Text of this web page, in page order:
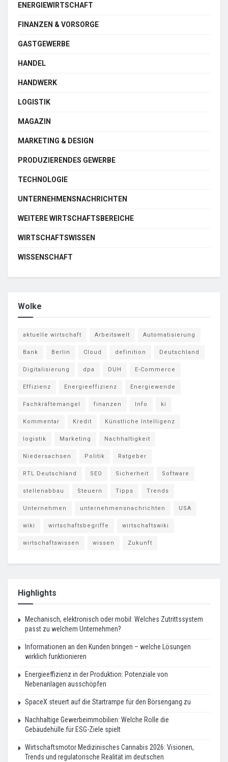
ENERGIEWIRTSCHAFT
FINANZEN & VORSORGE
GASTGEWERBE
HANDEL
HANDWERK
LOGISTIK
MAGAZIN
MARKETING & DESIGN
PRODUZIERENDES GEWERBE
TECHNOLOGIE
UNTERNEHMENSNACHRICHTEN
WEITERE WIRTSCHAFTSBEREICHE
WIRTSCHAFTSWISSEN
WISSENSCHAFT
Wolke
aktuelle wirtschaft Arbeitswelt Automatisierung
Bank Berlin Cloud definition Deutschland
Digitalisierung dpa DUH E-Commerce
Effizienz Energieeffizienz Energiewende
Fachkräftemangel finanzen Info ki
Kommentar Kredit Künstliche Intelligenz
logistik Marketing Nachhaltigkeit
Niedersachsen Politik Ratgeber
RTL Deutschland SEO Sicherheit Software
stellenabbau Steuern Tipps Trends
Unternehmen unternehmensnachrichten USA
wiki wirtschaftsbegriffe wirtschaftswiki
wirtschaftswissen wissen Zukunft
Highlights
Mechanisch, elektronisch oder mobil: Welches Zutrittssystem
passt zu welchem Unternehmen?
Informationen an den Kunden bringen – welche Lösungen
wirklich funktionieren
Energieeffizienz in der Produktion: Potenziale von
Nebenanlagen ausschöpfen
SpaceX steuert auf die Startrampe für den Börsengang zu
Nachhaltige Gewerbeimmobilien: Welche Rolle die
Gebäudehülle für ESG-Ziele spielt
Wirtschaftsmotor Medizinisches Cannabis 2026: Visionen,
Trends und regulatorische Realität im deutschen